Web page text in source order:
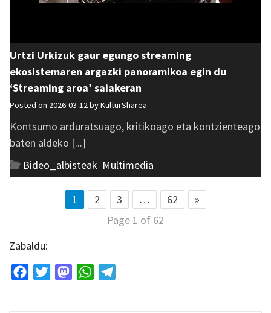
Urtzi Urkizuk gaur egungo streaming
ekosistemaren argazki panoramikoa egin du
‘Streaming aroa’ saiakeran
Posted on 2026-03-12 byKulturSharea
Kontsumo arduratsuago, kritikoago eta kontzienteago
baten aldeko [...]
Bideo_albisteak Multimedia
1 2 3 … 62
»
Page 1 of 62
Zabaldu:
FacebookTwitterMastodonWhatsApp